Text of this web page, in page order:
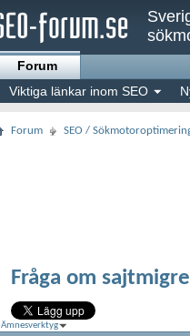
Forum
Viktiga länkar inom SEO
Forum SEO /
Fråga om
Ämnesverktyg